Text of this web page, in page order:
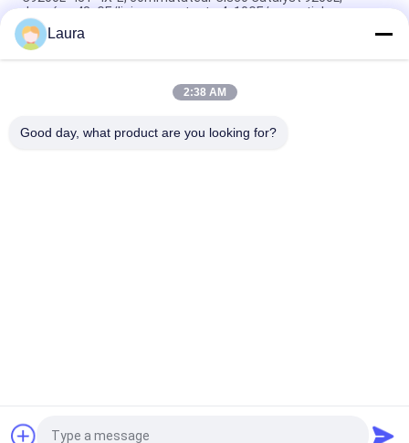
données 48xGE/liaison montante 4x10GE/essentiels
Le système est équipé d'un système d'exploitation qui
permet d'exploiter des systèmes de gestion de réseau.
Commutateur H3C LS-5130S-10P-HPWR-EI-H1 8 ports PoE+
Laura
2:38 AM
Good day, what product are you looking for?